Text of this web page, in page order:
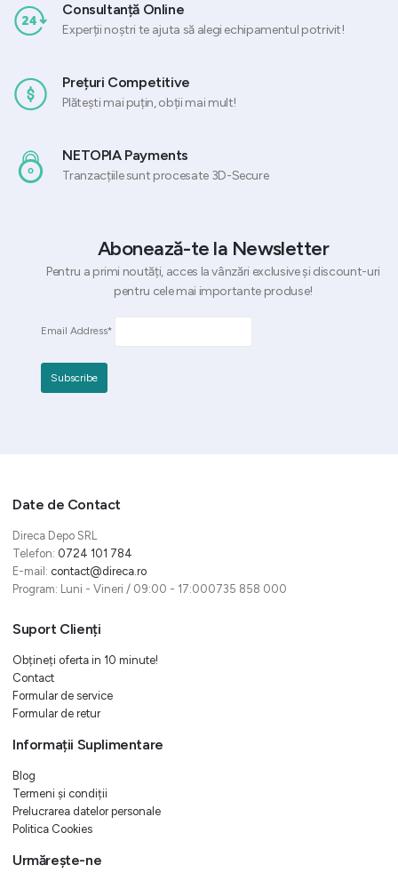
Consultanță Online
Experții noștri te ajuta să alegi echipamentul potrivit!
Prețuri Competitive
Plătești mai puțin, obții mai mult!
NETOPIA Payments
Tranzacțiile sunt procesate 3D-Secure
Abonează-te la Newsletter
Pentru a primi noutăți, acces la vânzări exclusive și discount-uri
pentru cele mai importante produse!
Email Address*
Date de Contact
Direca Depo SRL
Telefon: 0724 101 784
E-mail: contact@direca.ro
Program: Luni - Vineri / 09:00 - 17:000735 858 000
Suport Clienți
Obțineți oferta in 10 minute!
Contact
Formular de service
Formular de retur
Informații Suplimentare
Blog
Termeni și condiții
Prelucrarea datelor personale
Politica Cookies
Urmărește-ne